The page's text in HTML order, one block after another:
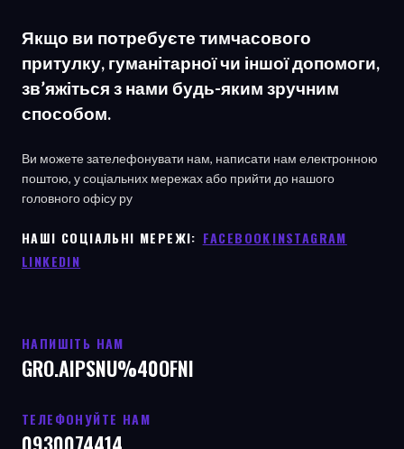
Якщо ви потребуєте тимчасового
притулку, гуманітарної чи іншої допомоги,
зв’яжіться з нами будь-яким зручним
способом.
Ви можете зателефонувати нам, написати нам електронною
поштою, у соціальних мережах або прийти до нашого
головного офісу ру
НАШІ СОЦІАЛЬНІ МЕРЕЖІ: ㅤ FACEBOOKINSTAGRAM
LINKEDIN
НАПИШІТЬ НАМ
GRO.AIPSNU%40OFNI
ТЕЛЕФОНУЙТЕ НАМ
0930074414